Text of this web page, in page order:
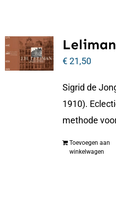
€21,50
Sigrid de
1910).
methode
Toevoegen aan
winkelwagen